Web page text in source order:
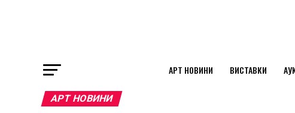
АРТ НОВИНИ ВИСТАВКИ
АРТ НОВИНИ